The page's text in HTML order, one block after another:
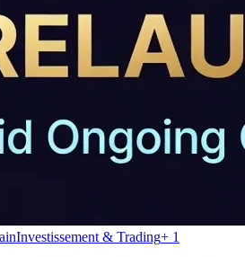
Investissement & Trading+ 1